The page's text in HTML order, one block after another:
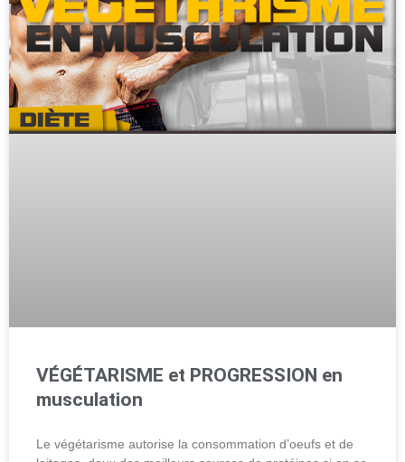
VÉGÉTARISME et PROGRESSION en
musculation
Le végétarisme autorise la consommation d’oeufs et de